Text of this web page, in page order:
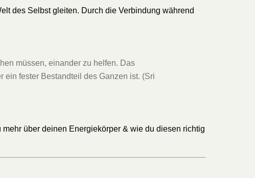
des Selbst gleiten. Durch die Verbindung während
müssen, einander zu helfen. Das
ein fester Bestandteil des Ganzen ist. (Sri
über deinen Energiekörper & wie du diesen richtig